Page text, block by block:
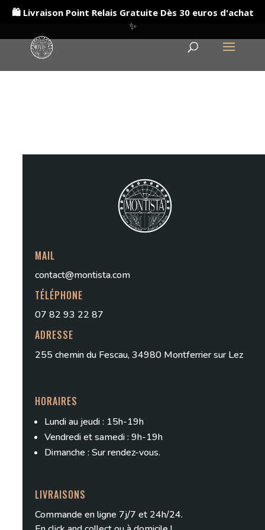
MAIL
contact@montista.com
TÉLÉPHONE
07 82 93 22 87
ADRESSE
255 chemin du Fescau, 34980 Montferrier sur Lez
HORAIRES
Lundi au jeudi : 15h-19h
Vendredi et samedi : 9h-19h
Dimanche : Sur rendez-vous.
LIVRAISONS
Commande en ligne 7j/7 et 24h/24.
🛍️ Livraison Point Relais Gratuite Dès 30 euros d'achat
✨